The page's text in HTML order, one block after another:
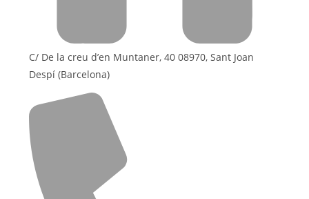
C/ De la creu d’en Muntaner, 40 08970, Sant Joan
Despí (Barcelona)